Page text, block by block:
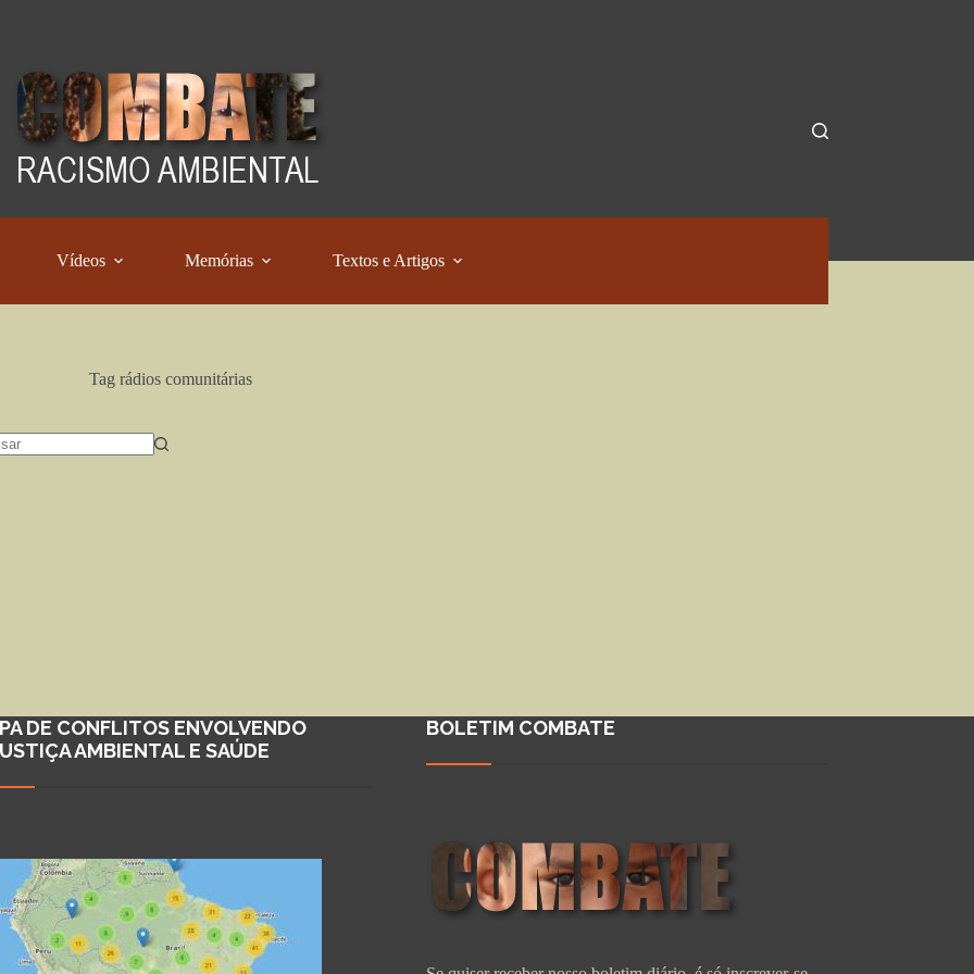
Vídeos Memórias Textos e Artigos
Tag rádios comunitárias
DE CONFLITOS ENVOLVENDO
AMBIENTAL E SAÚDE
BOLETIM COMBATE